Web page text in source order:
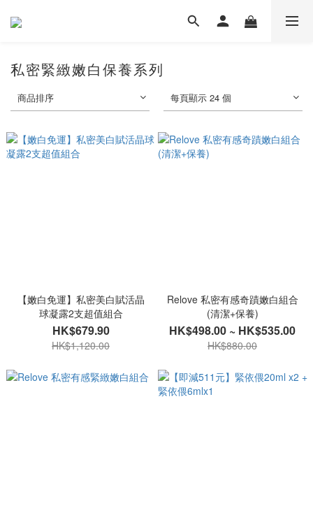
私密緊緻嫩白保養系列
商品排序 每頁顯示 24 個
【嫩白免運】私密美白賦活晶
球凝露2支超值組合
HK$679.90
HK$1,120.00
Relove 私密有感奇蹟嫩白組合
(清潔+保養)
HK$498.00 ~ HK$535.00
HK$880.00